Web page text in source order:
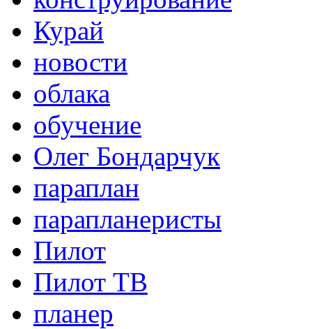
Курай
новости
облака
обучение
Олег Бондарчук
параплан
парапланеристы
Пилот
Пилот ТВ
планер